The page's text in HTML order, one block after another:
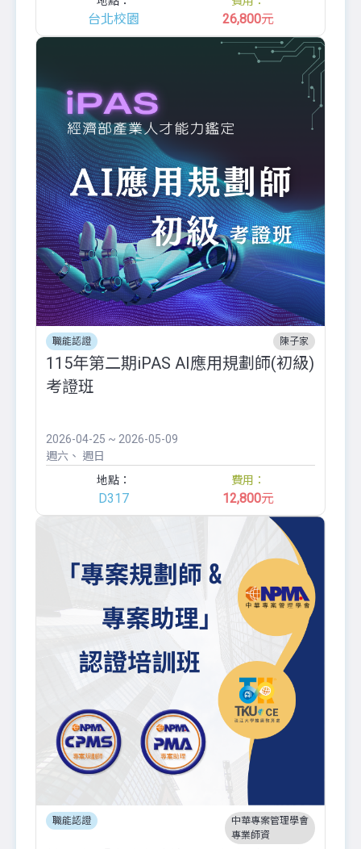
台北校園 26,800元
職能認證 陳子家
115年第二期iPAS AI應用規劃師(初級)
考證班
2026-04-25 ~ 2026-05-09
週六
週日
地點：
D317
費用：
12,800元
職能認證
中華專案管理學會
專業師資